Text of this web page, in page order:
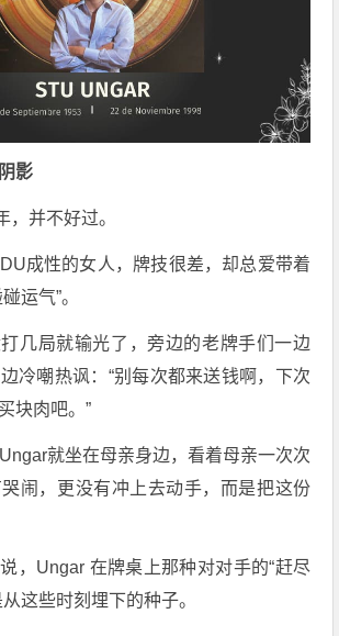
影
，并不好过。
成性的女人，牌技很差，却总爱带着
运气”。
几局就输光了，旁边的老牌手们一边
冷嘲热讽：“别每次都来送钱啊，下次
块肉吧。”
就坐在母亲身边，看着母亲一次次
闹，更没有冲上去动手，而是把这份
，Ungar 在牌桌上那种对对手的“赶尽
这些时刻埋下的种子。